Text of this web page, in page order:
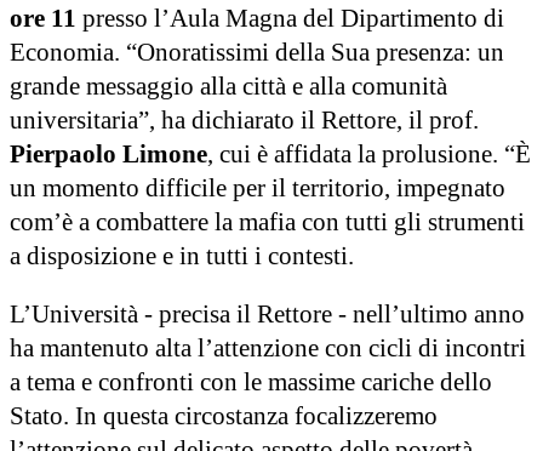
ore 11 presso l’Aula Magna del Dipartimento di
Economia. “Onoratissimi della Sua presenza: un
grande messaggio alla città e alla comunità
universitaria”, ha dichiarato il Rettore, il prof.
Pierpaolo Limone, cui è affidata la prolusione. “È
un momento difficile per il territorio, impegnato
com’è a combattere la mafia con tutti gli strumenti
a disposizione e in tutti i contesti.
L’Università - precisa il Rettore - nell’ultimo anno
ha mantenuto alta l’attenzione con cicli di incontri
a tema e confronti con le massime cariche dello
Stato. In questa circostanza focalizzeremo